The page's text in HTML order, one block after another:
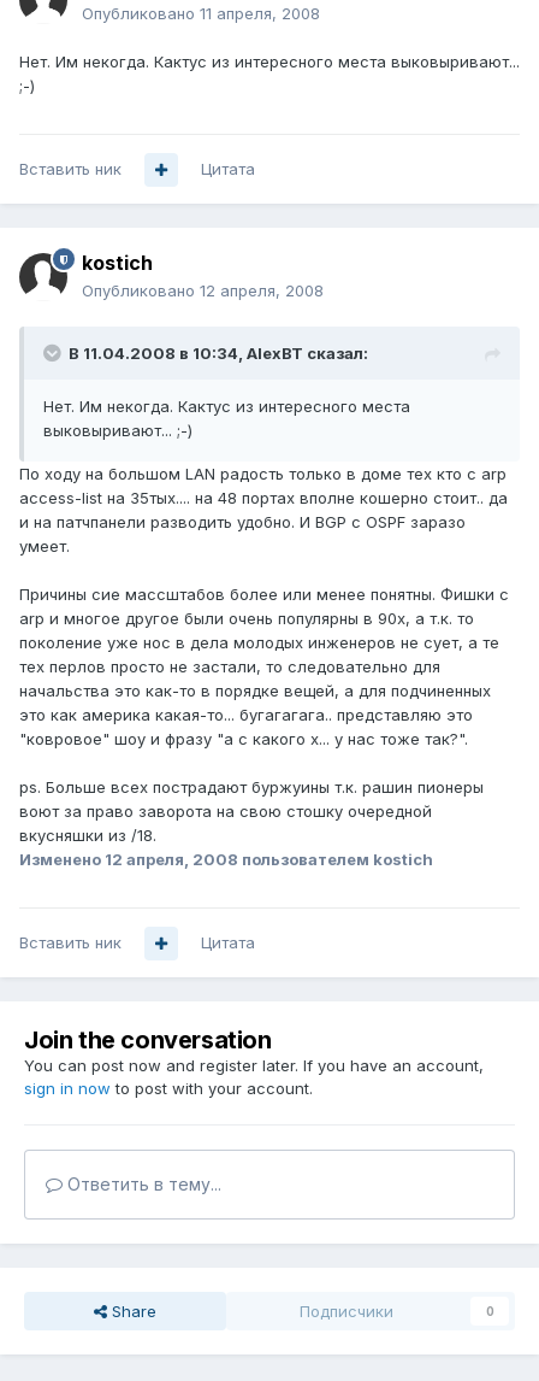
Опубликовано 11 апреля, 2008
Нет. Им некогда. Кактус из интересного места выковыривают...
;-)
Вставить ник Цитата
kostich
Опубликовано 12 апреля, 2008
В 11.04.2008 в 10:34, AlexBT сказал:
Нет. Им некогда. Кактус из интересного места
выковыривают... ;-)
По ходу на большом LAN радость только в доме тех кто с arp
access-list на 35тых.... на 48 портах вполне кошерно стоит.. да
и на патчпанели разводить удобно. И BGP с OSPF заразо
умеет.
Причины сие массштабов более или менее понятны. Фишки с
arp и многое другое были очень популярны в 90х, а т.к. то
поколение уже нос в дела молодых инженеров не сует, а те
тех перлов просто не застали, то следовательно для
начальства это как-то в порядке вещей, а для подчиненных
это как америка какая-то... бугагагага.. представляю это
"ковровое" шоу и фразу "а с какого х... у нас тоже так?".
ps. Больше всех пострадают буржуины т.к. рашин пионеры
воют за право заворота на свою стошку очередной
вкусняшки из /18.
Изменено 12 апреля, 2008 пользователем kostich
Вставить ник Цитата
Join the conversation
You can post now and register later. If you have an account,
sign in now to post with your account.
Ответить в тему...
Share Подписчики 0